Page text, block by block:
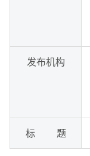
发布机构
标 题